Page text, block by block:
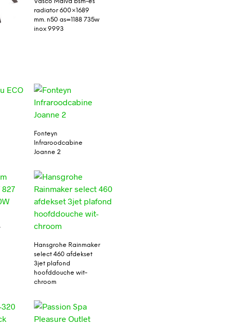
radiator 600×1689
mm. n50 as=1188 735w
inox 9993
Fonteyn
Infraroodcabine
Joanne 2
Hansgrohe Rainmaker
select 460 afdekset
3jet plafond
hoofddouche wit-
chroom